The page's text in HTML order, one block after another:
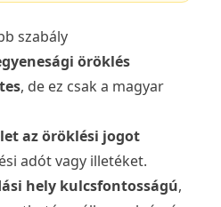
szabály
öröklés
, de ez csak a magyar
az öröklési jogot
adót vagy illetéket.
hely kulcsfontosságú,